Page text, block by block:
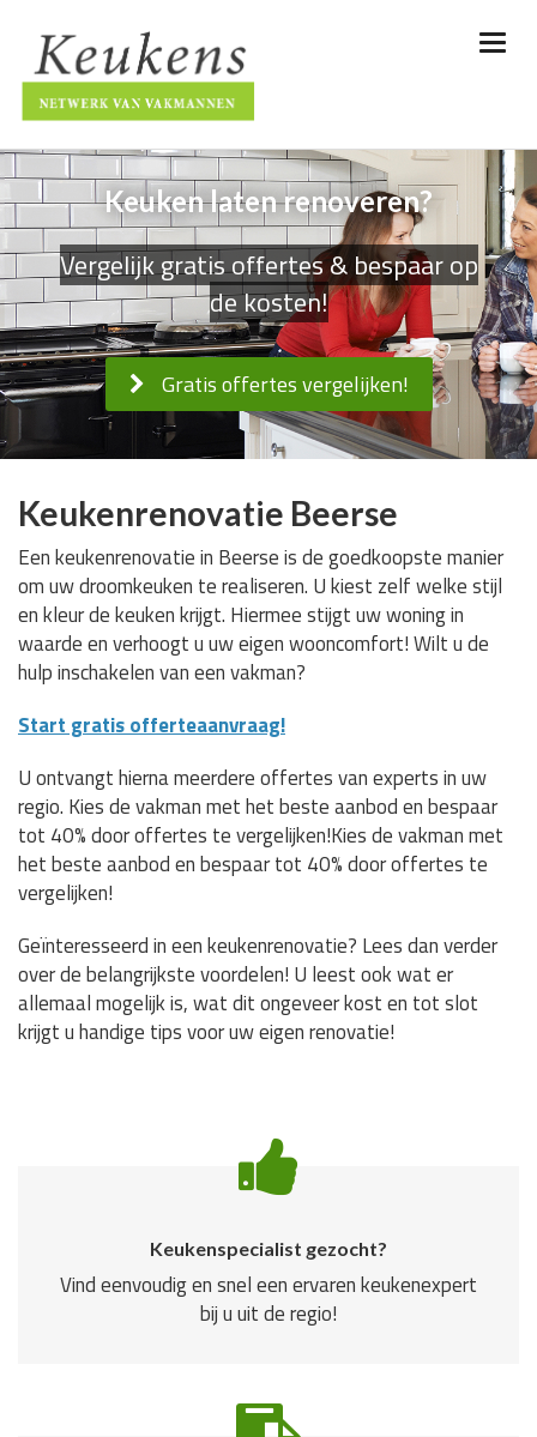
Keuken laten renoveren?
Vergelijk gratis offertes & bespaar op
de kosten!
Gratis offertes vergelijken!
Keukenrenovatie Beerse
Een keukenrenovatie in Beerse is de goedkoopste manier
om uw droomkeuken te realiseren. U kiest zelf welke stijl
en kleur de keuken krijgt. Hiermee stijgt uw woning in
waarde en verhoogt u uw eigen wooncomfort! Wilt u de
hulp inschakelen van een vakman?
Start gratis offerteaanvraag!
U ontvangt hierna meerdere offertes van experts in uw
regio. Kies de vakman met het beste aanbod en bespaar
tot 40% door offertes te vergelijken!Kies de vakman met
het beste aanbod en bespaar tot 40% door offertes te
vergelijken!
Geïnteresseerd in een keukenrenovatie? Lees dan verder
over de belangrijkste voordelen! U leest ook wat er
allemaal mogelijk is, wat dit ongeveer kost en tot slot
krijgt u handige tips voor uw eigen renovatie!
Keukenspecialist gezocht?
Vind eenvoudig en snel een ervaren keukenexpert
bij u uit de regio!